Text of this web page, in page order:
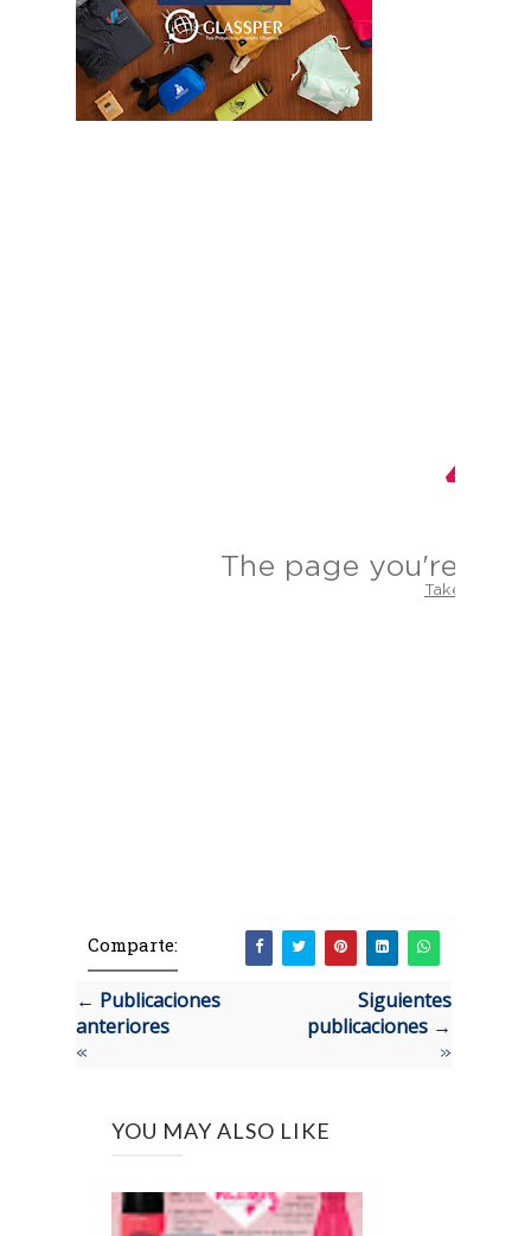
Comparte:
← Publicaciones
anteriores
«
Siguientes
publicaciones →
»
YOU MAY ALSO LIKE